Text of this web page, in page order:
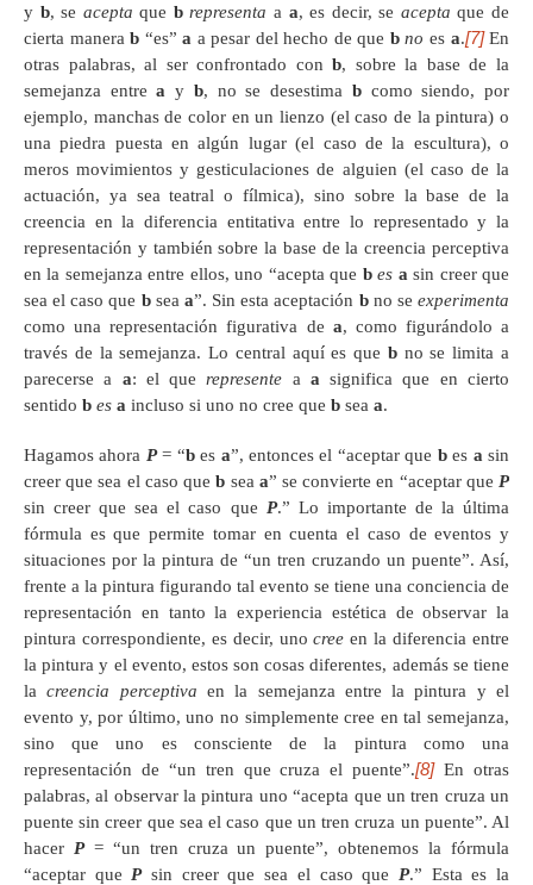
y b, se acepta que b representa a a, es decir, se acepta que de
cierta manerab “es”a a pesar del hecho de que b no es a.[7]En
otras palabras, al ser confrontado conb, sobre la base de la
semejanza entrea y b, no se desestima bcomo siendo, por
ejemplo, manchas de color en un lienzo (el caso de la pintura) o
una piedra puesta en algún lugar (el caso de la escultura), o
meros movimientos y gesticulaciones de alguien (el caso de la
actuación, ya sea teatral o fílmica), sino sobre la base de la
creencia en la diferencia entitativa entre lo representado y la
representación y también sobre la base de la creencia perceptiva
en la semejanza entre ellos, uno “acepta que b es a sin creer que
sea el caso que bsea a”. Sin esta aceptación bno seexperimenta
como una representación figurativa de a, como figurándolo a
través de la semejanza. Lo central aquí es que bno se limita a
parecerse a a: el querepresente a a significa que en cierto
sentido b es a incluso si uno no cree que b sea a.
Hagamos ahora P= “bes a”, entonces el “aceptar que bes a sin
creer que sea el caso queb sea a” se convierte en “aceptar que P
sin creer que sea el caso que P.” Lo importante de la última
fórmula es que permite tomar en cuenta el caso de eventos y
situaciones por la pintura de “un tren cruzando un puente”. Así,
frente a la pintura figurando tal evento se tiene una conciencia de
representación en tanto la experiencia estética de observar la
pintura correspondiente, es decir, unocree en la diferencia entre
la pintura y el evento, estos son cosas diferentes, además se tiene
lacreencia perceptiva en la semejanza entre la pintura y el
evento y, por último, uno no simplemente cree en tal semejanza,
sino que uno es consciente de la pintura como una
representación de “un tren que cruza el puente”.[8]En otras
palabras, al observar la pintura uno “acepta que un tren cruza un
puente sin creer que sea el caso que un tren cruza un puente”. Al
hacer P= “un tren cruza un puente”, obtenemos la fórmula
“aceptar que Psin creer que sea el caso que P.” Esta es la